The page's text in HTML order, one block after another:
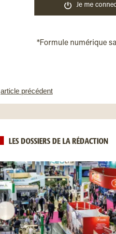
Je me
*Formule numérique
article précédent
LES DOSSIERS DE LA RÉDACTION